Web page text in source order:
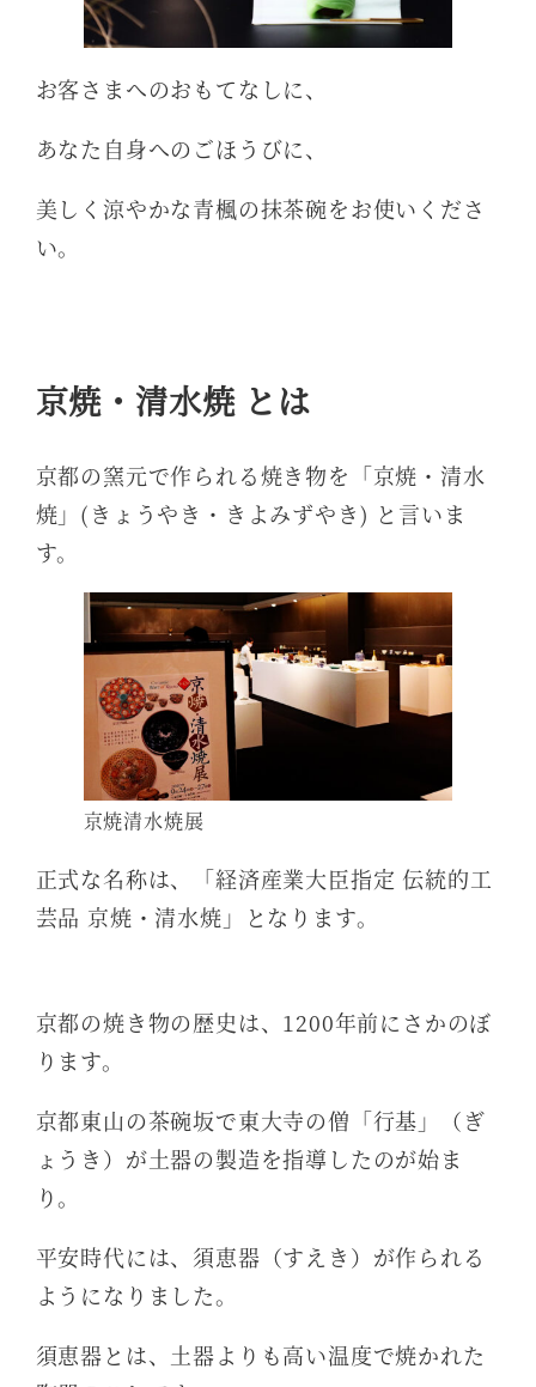
お客さまへのおもてなしに、
あなた自身へのごほうびに、
美しく涼やかな青楓の抹茶碗をお使いくださ
い。
京焼・清水焼 とは
京都の窯元で作られる焼き物を「京焼・清水
焼」(きょうやき・きよみずやき) と言いま
す。
京焼清水焼展
正式な名称は、「経済産業大臣指定 伝統的工
芸品 京焼・清水焼」となります。
京都の焼き物の歴史は、1200年前にさかのぼ
ります。
京都東山の茶碗坂で東大寺の僧「行基」（ぎ
ょうき）が土器の製造を指導したのが始ま
り。
平安時代には、須恵器（すえき）が作られる
ようになりました。
須恵器とは、土器よりも高い温度で焼かれた